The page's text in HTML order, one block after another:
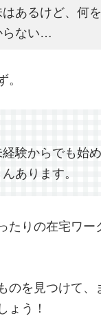
あるけど、何
らない…
。
験からでも始
あります。
たりの在宅ワー
のを見つけて、
ょう！